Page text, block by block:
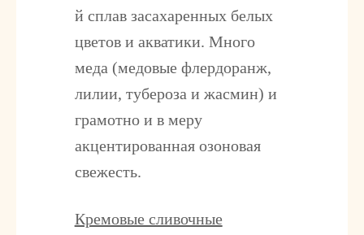
й сплав засахаренных белых
цветов и акватики. Много
меда (медовые флердоранж,
лилии, тубероза и жасмин) и
грамотно и в меру
акцентированная озоновая
свежесть.
Кремовые сливочные